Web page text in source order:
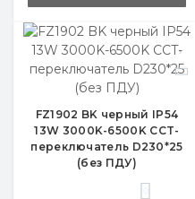
FZ1902 BK черный IP54
13W 3000K-6500K CCT-
переключатель D230*25
(без ПДУ)